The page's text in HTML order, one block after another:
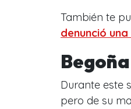
También te
denunció
Durante este
pero de su